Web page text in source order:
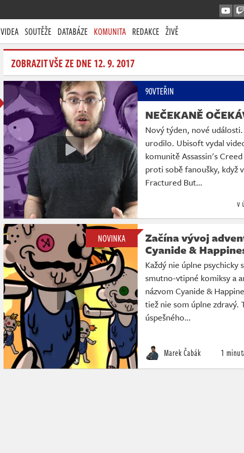
VIDEA SOUTĚŽE DATABÁZE KOMUNITA REDAKCE ŽIVĚ
ZOBRAZIT VŠE ZE DNE 12. 9. 2017
90VTEŘIN
NEČEKANĚ
Nový týden, nové
urodilo. Ubisoft vydal
komunitě Assassin's
proti sobě fanoušky, když
Fractured But…
v
NOVINKA
Začína vývoj
Cyanide &
Každý nie úplne
smutno-vtipné komiksy a
názvom Cyanide &
tiež nie som úplne zdravý.
úspešného…
Marek Čabák 1